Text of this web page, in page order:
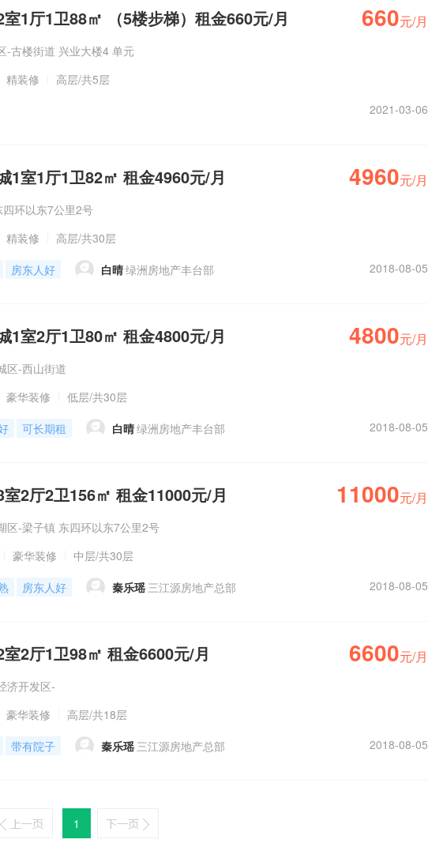
1厅1卫88㎡ （5楼步梯）租金660元/月
-古楼街道 兴业大楼4 单元
精装修 高层/共5层
2021-03-06
660元/月
1室1厅1卫82㎡ 租金4960元/月
四环以东7公里2号
精装修 高层/共30层
房东人好 白晴绿洲房地产丰台部 2018-08-05
4960元/月
1室2厅1卫80㎡ 租金4800元/月
区-西山街道
豪华装修 低层/共30层
可长期租 白晴绿洲房地产丰台部 2018-08-05
4800元/月
2厅2卫156㎡ 租金11000元/月
区-梁子镇 东四环以东7公里2号
豪华装修 中层/共30层
房东人好 秦乐瑶 三江源房地产总部 2018-08-05
11000元/月
2厅1卫98㎡ 租金6600元/月
济开发区-
豪华装修 高层/共18层
带有院子 秦乐瑶 三江源房地产总部 2018-08-05
6600元/月
1